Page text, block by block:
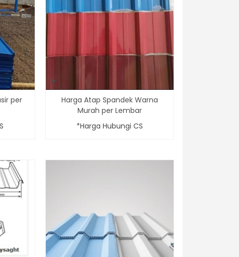
per
Harga Atap Spandek Warna
Murah per Lembar
*Harga Hubungi CS